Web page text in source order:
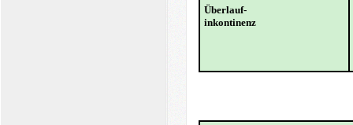
Überlauf-
inkontinenz